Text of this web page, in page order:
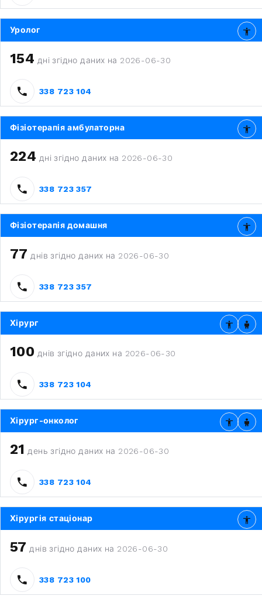
Уролог
154 дні згідно даних на 2026-06-30
338 723 104
Фізіотерапія амбулаторна
224 дні згідно даних на 2026-06-30
338 723 357
Фізіотерапія домашня
77 днів згідно даних на 2026-06-30
338 723 357
Хірург
100 днів згідно даних на 2026-06-30
338 723 104
Хірург-онколог
21 день згідно даних на 2026-06-30
338 723 104
Хірургія стаціонар
57 днів згідно даних на 2026-06-30
338 723 100